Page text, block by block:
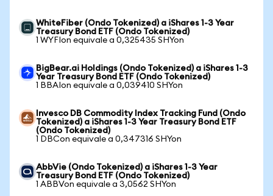
WhiteFiber (Ondo Tokenized) a iShares 1-3 Year
Treasury Bond ETF (Ondo Tokenized)
1 WYFIon equivale a 0,325435 SHYon
BigBear.ai Holdings (Ondo Tokenized) a iShares 1-3
Year Treasury Bond ETF (Ondo Tokenized)
1 BBAIon equivale a 0,039410 SHYon
Invesco DB Commodity Index Tracking Fund (Ondo
Tokenized) a iShares 1-3 Year Treasury Bond ETF
(Ondo Tokenized)
1 DBCon equivale a 0,347316 SHYon
AbbVie (Ondo Tokenized) a iShares 1-3 Year
Treasury Bond ETF (Ondo Tokenized)
1 ABBVon equivale a 3,0562 SHYon